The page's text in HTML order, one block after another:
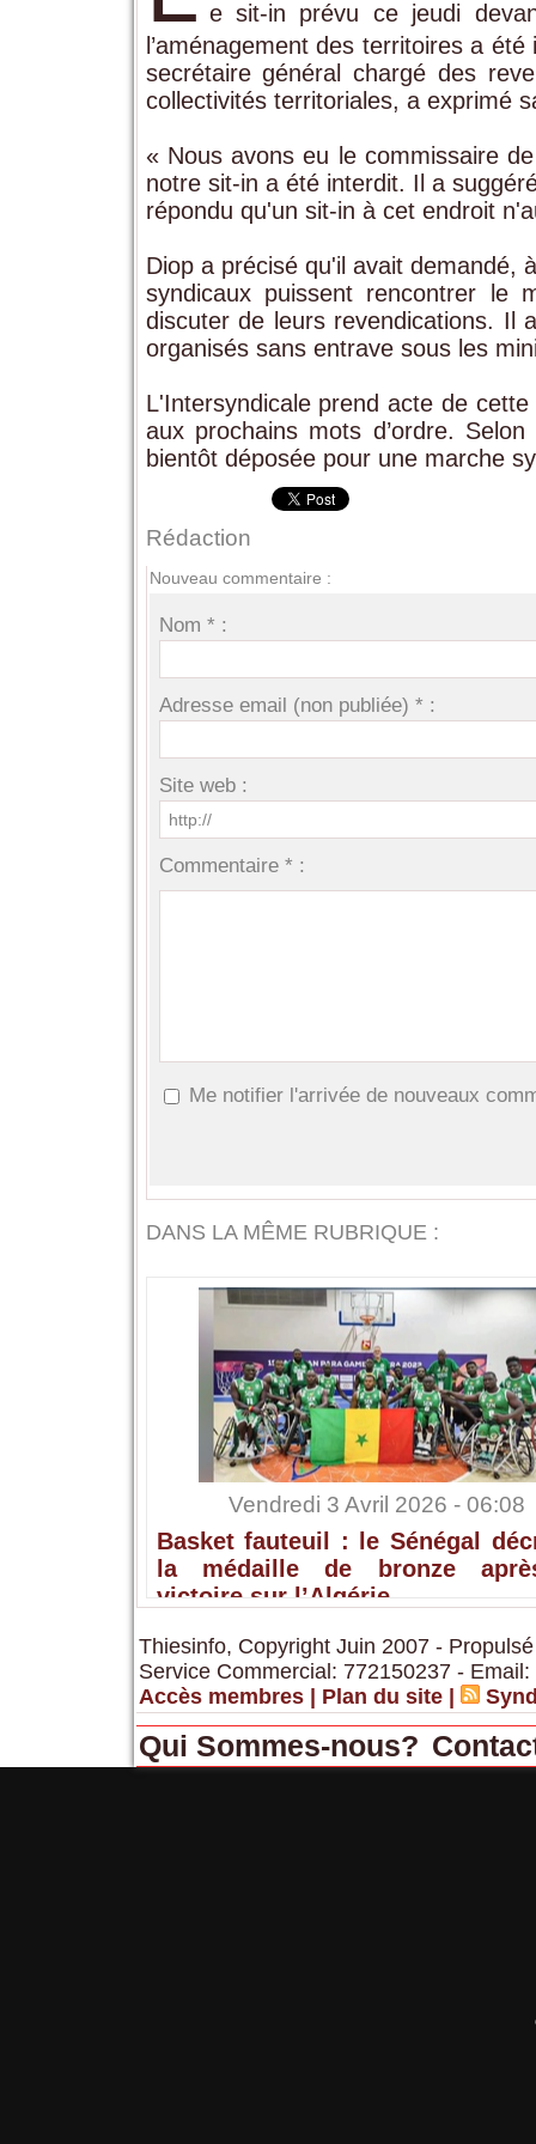
e sit-in prévu ce jeudi
l’aménagement des territoires a
secrétaire général chargé des
collectivités territoriales, a exprimé
« Nous avons eu le commissaire
notre sit-in a été interdit. Il a
répondu qu'un sit-in à cet endroit
Diop a précisé qu'il avait demandé,
syndicaux puissent rencontrer le
discuter de leurs revendications. Il
organisés sans entrave sous les
L'Intersyndicale prend acte de
aux prochains mots d’ordre.
bientôt déposée pour une marche
Rédaction
Nouveau commentaire :
Nom * :
Adresse email (non publiée) * :
Site web :
Commentaire * :
Me notifier l'arrivée de nouveaux
DANS LA MÊME RUBRIQUE :
Vendredi 3 Avril 2026 - 06:08
Basket fauteuil : le Sénégal
la médaille de bronze
victoire sur l’Algérie
Thiesinfo, Copyright Juin 2007 -
Service Commercial: 772150237 -
Accès membres | Plan du site |
Qui Sommes-nous?